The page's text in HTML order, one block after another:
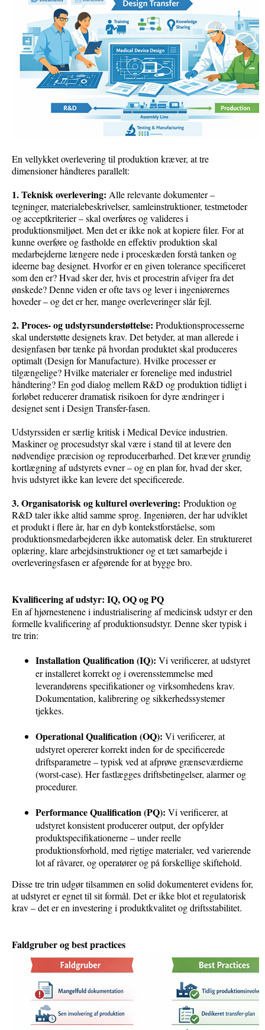
En vellykket overlevering til produktion kræver, at tre
dimensioner håndteres parallelt:
1. Teknisk overlevering: Alle relevante dokumenter –
tegninger, materialebeskrivelser, samleinstruktioner, testmetoder
og acceptkriterier – skal overføres og valideres i
produktionsmiljøet. Men det er ikke nok at kopiere filer. For at
kunne overføre og fastholde en effektiv produktion skal
medarbejderne længere nede i proceskæden forstå tanken og
ideerne bag designet. Hvorfor er en given tolerance specificeret
som den er? Hvad sker der, hvis et procestrin afviger fra det
ønskede? Denne viden er ofte tavs og lever i ingeniørernes
hoveder – og det er her, mange overleveringer slår fejl.
2. Proces- og udstyrsunderstøttelse: Produktionsprocesserne
skal understøtte designets krav. Det betyder, at man allerede i
designfasen bør tænke på hvordan produktet skal produceres
optimalt (Design for Manufacture). Hvilke processer er
tilgængelige? Hvilke materialer er forenelige med industriel
håndtering? En god dialog mellem R&D og produktion tidligt i
forløbet reducerer dramatisk risikoen for dyre ændringer i
designet sent i Design Transfer-fasen.
Udstyrssiden er særlig kritisk i Medical Device industrien.
Maskiner og procesudstyr skal være i stand til at levere den
nødvendige præcision og reproducerbarhed. Det kræver grundig
kortlægning af udstyrets evner – og en plan for, hvad der sker,
hvis udstyret ikke kan levere det specificerede.
3. Organisatorisk og kulturel overlevering: Produktion og
R&D taler ikke altid samme sprog. Ingeniøren, der har udviklet
et produkt i flere år, har en dyb kontekstforståelse, som
produktionsmedarbejderen ikke automatisk deler. En struktureret
oplæring, klare arbejdsinstruktioner og et tæt samarbejde i
overleveringsfasen er afgørende for at bygge bro.
Kvalificering af udstyr: IQ, OQ og PQ
En af hjørnestenene i industrialisering af medicinsk udstyr er den
formelle kvalificering af produktionsudstyr. Denne sker typisk i
tre trin:
Installation Qualification (IQ): Vi verificerer, at udstyret
er installeret korrekt og i overensstemmelse med
leverandørens specifikationer og virksomhedens krav.
Dokumentation, kalibrering og sikkerhedssystemer
tjekkes.
Operational Qualification (OQ): Vi verificerer, at
udstyret opererer korrekt inden for de specificerede
driftsparametre – typisk ved at afprøve grænseværdierne
(worst-case). Her fastlægges driftsbetingelser, alarmer og
procedurer.
Performance Qualification (PQ): Vi verificerer, at
udstyret konsistent producerer output, der opfylder
produktspecifikationerne – under reelle
produktionsforhold, med rigtige materialer, ved varierende
lot af råvarer, og operatører og på forskellige skiftehold.
Disse tre trin udgør tilsammen en solid dokumenteret evidens for,
at udstyret er egnet til sit formål. Det er ikke blot et regulatorisk
krav – det er en investering i produktkvalitet og driftsstabilitet.
Faldgruber og best practices